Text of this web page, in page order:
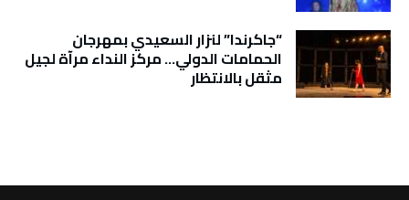
“جاكرندا” لنزار السعيدي بمهرجان
الحمامات الدولي… مركز النداء مرآة لجيل
مثقل بالانتظار